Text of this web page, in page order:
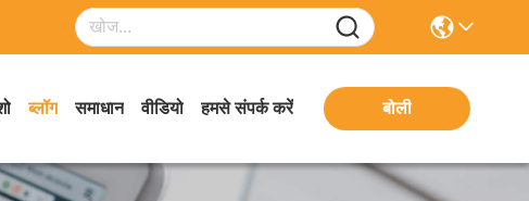
ब्लॉग समाधान वीडियो हमसे संपर्क करें बोली